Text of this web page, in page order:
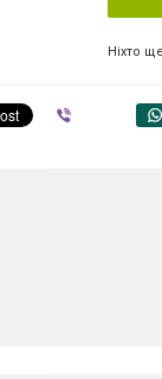
Ніхто